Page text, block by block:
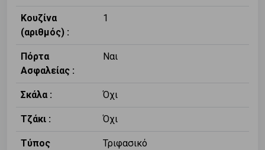
Κουζίνα
(αριθμός) :
1
Πόρτα
Ασφαλείας :
Ναι
Σκάλα : Όχι
Τζάκι : Όχι
Τύπος
Τριφασικό